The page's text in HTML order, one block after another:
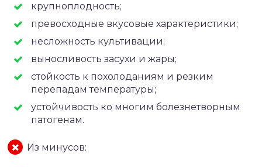
крупноплодность;
превосходные вкусовые характеристики;
несложность культивации;
выносливость засухи и жары;
стойкость к похолоданиям и резким
перепадам температуры;
устойчивость ко многим болезнетворным
патогенам.
Из минусов: